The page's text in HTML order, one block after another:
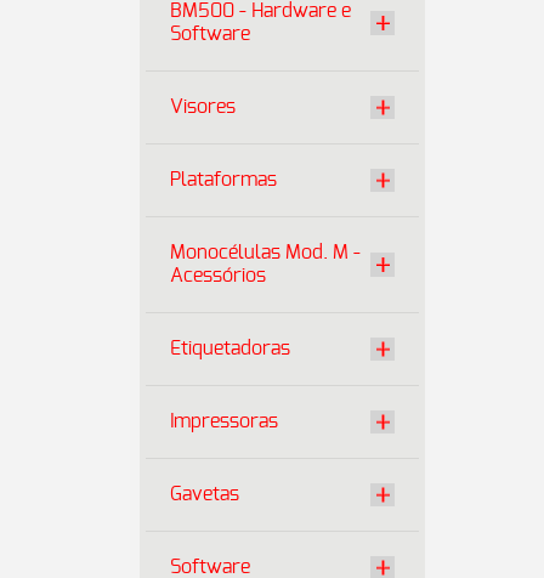
BM500 - Hardware e
Software
Visores
Plataformas
Monocélulas Mod. M -
Acessórios
Etiquetadoras
Impressoras
Gavetas
Software